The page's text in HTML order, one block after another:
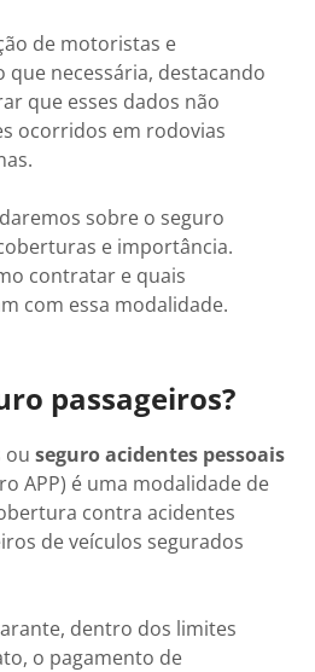
de motoristas e
que necessária, destacando
que esses dados não
ocorridos em rodovias
sobre o seguro
e importância.
contratar e quais
com essa modalidade.
passageiros?
ou seguro acidentes pessoais
APP) é uma modalidade de
contra acidentes
de veículos segurados
dentro dos limites
o pagamento de